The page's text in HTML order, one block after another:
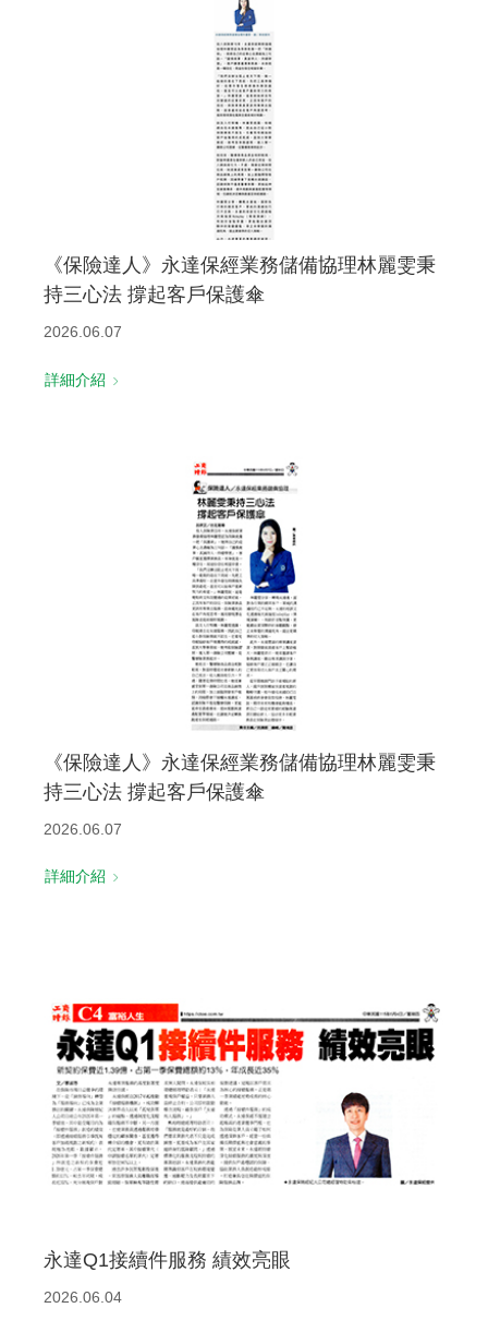
《保險達人》永達保經業務儲備協理林麗雯秉
持三心法 撐起客戶保護傘
2026.06.07
詳細介紹
《保險達人》永達保經業務儲備協理林麗雯秉
持三心法 撐起客戶保護傘
2026.06.07
詳細介紹
永達Q1接續件服務 績效亮眼
2026.06.04